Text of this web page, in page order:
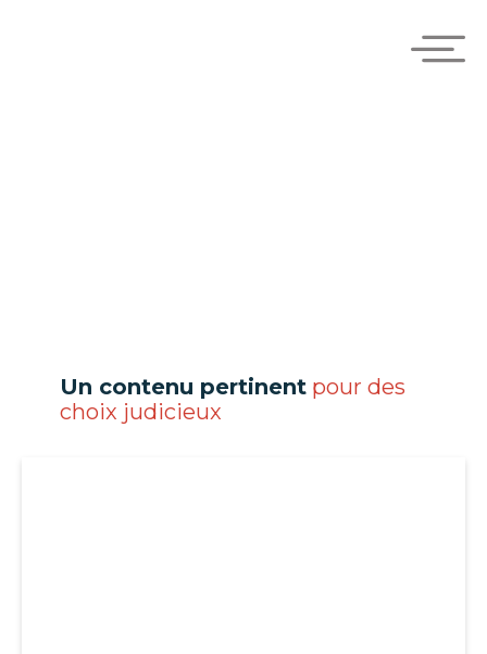
Un contenu pertinent pour des
choix judicieux